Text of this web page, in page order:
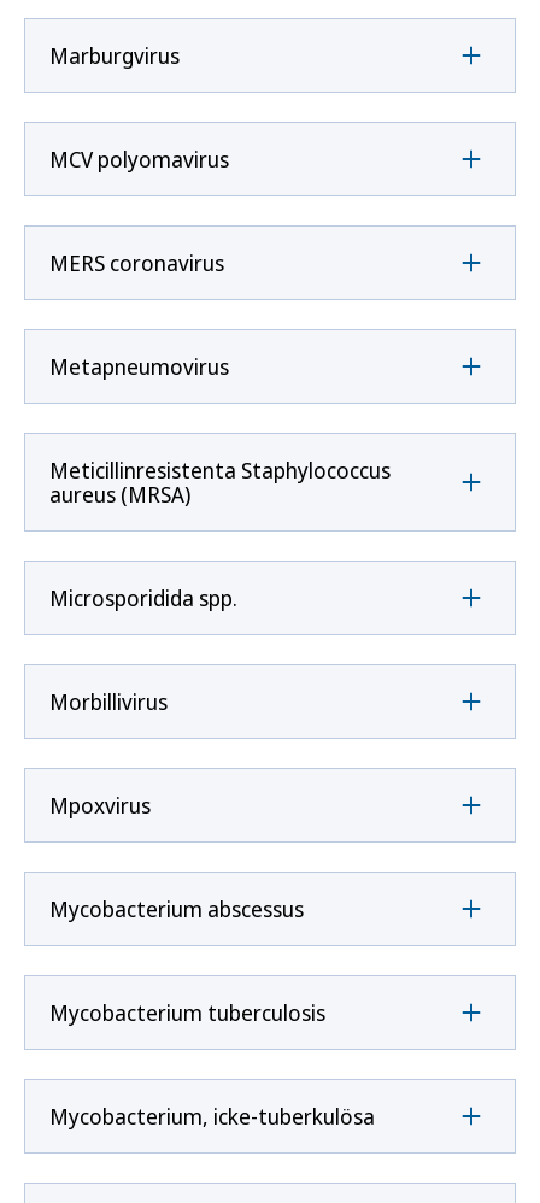
Marburgvirus
MCV polyomavirus
MERS coronavirus
Metapneumovirus
Meticillinresistenta Staphylococcus
aureus (MRSA)
Microsporidida spp.
Morbillivirus
Mpoxvirus
Mycobacterium abscessus
Mycobacterium tuberculosis
Mycobacterium, icke-tuberkulösa